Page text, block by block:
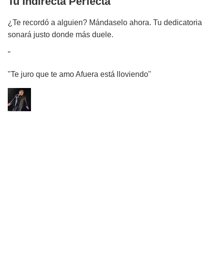
¿Te recordó a alguien? Mándaselo ahora. Tu dedicatoria
sonará justo donde más duele.
"
"Te juro que te amo Afuera está lloviendo"